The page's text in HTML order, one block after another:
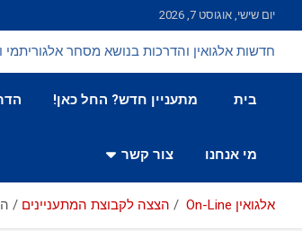
to
content
יום שישי, אוגוסט 7, 2026
חדשות אלגואין והדרכות בנושא מסחר אלגוריתמי
בית מתעניין חדש? החל כאן!
מי אנחנו צור קשר
אלגואין On-Line הצצה לקבוצת המתעניינים